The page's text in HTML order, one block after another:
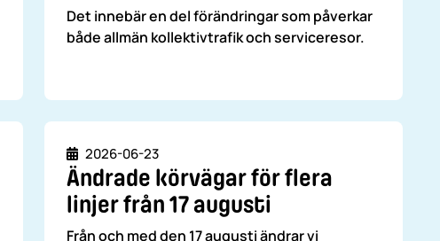
Det innebär en del förändringar som påverkar
både allmän kollektivtrafik och serviceresor.
Datum
2026-06-23
Ändrade körvägar för flera
linjer från 17 augusti
Från och med den 17 augusti ändrar vi